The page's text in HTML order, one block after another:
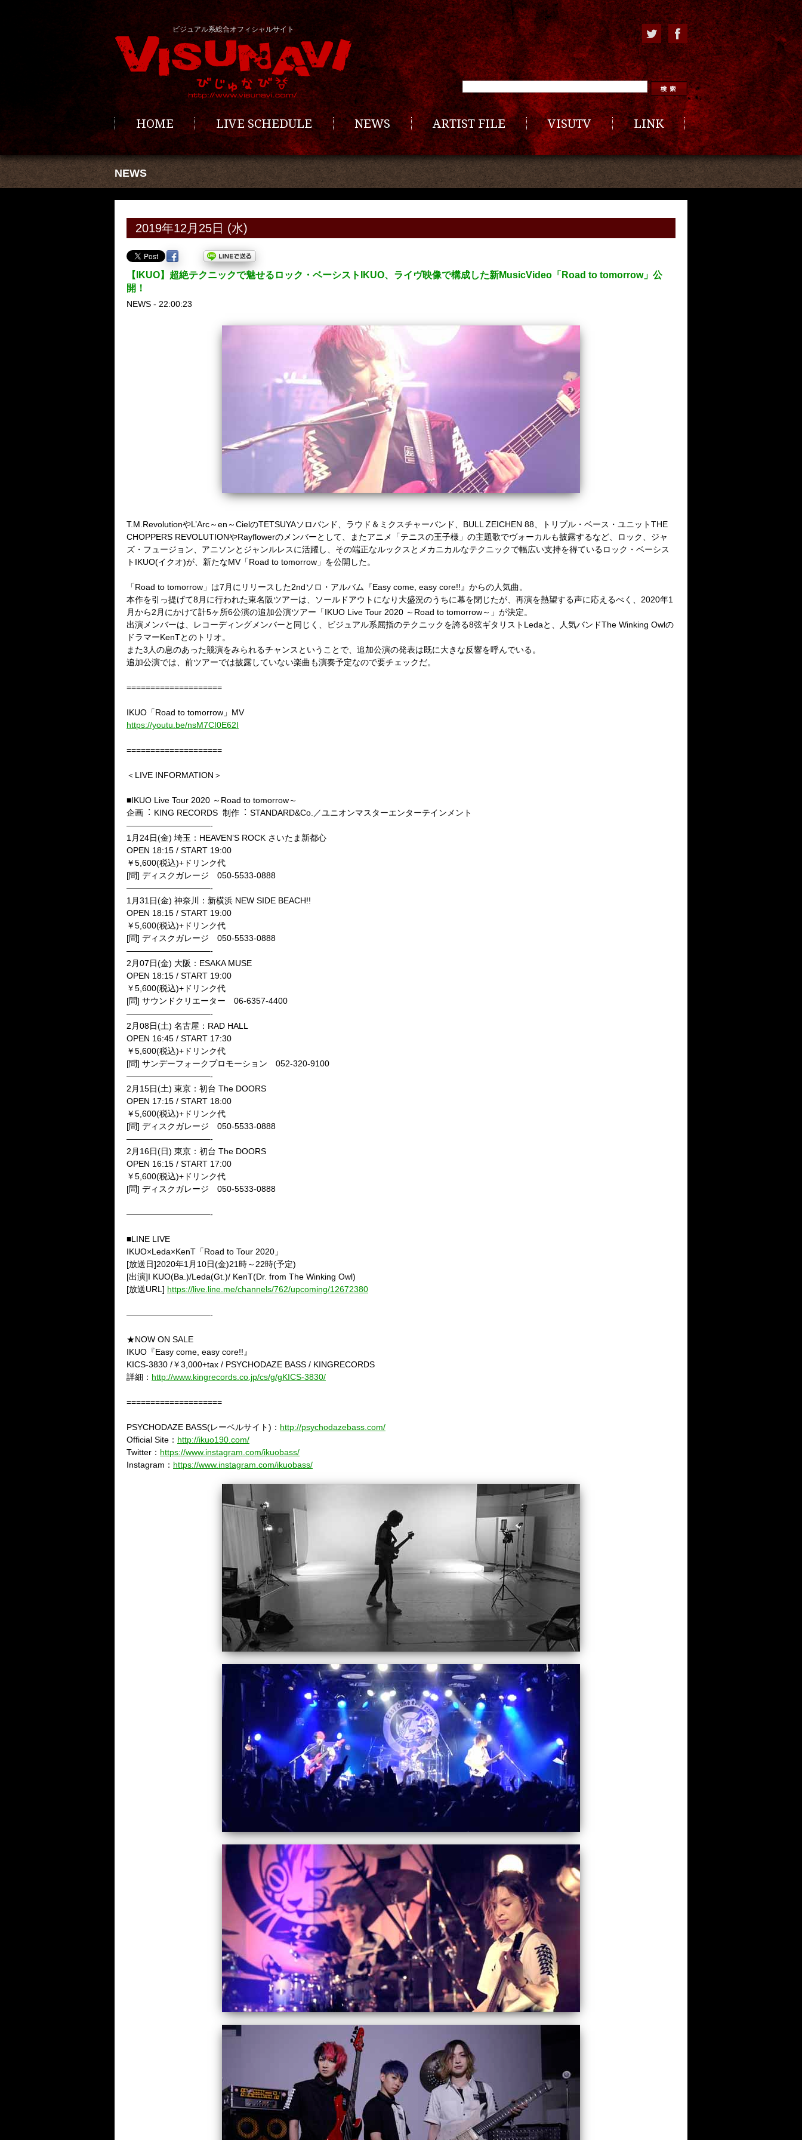
ビジュアル系総合オフィシャルサイト
HOME LIVE SCHEDULE NEWS ARTIST FILE VISUTV LINK
NEWS
2019年12月25日 (水)
【IKUO】超絶テクニックで魅せるロック・ベーシストIKUO、ライヴ映像で構成した新MusicVideo「Road to tomorrow」公
開！
NEWS - 22:00:23
T.M.RevolutionやL’Arc～en ～CielのTETSUYAソロバンド、ラウド＆ミクスチャーバンド、 BULL ZEICHEN 88 、トリプル・ベース・ユニットTHE
CHOPPERS REVOLUTIONやRayflowerのメンバーとして、またアニメ「テニスの王子様」の主題歌でヴォーカルも披露するなど、ロック、ジャ
ズ・フュージョン、アニソンとジャンルレスに活躍し、その端正なルックスとメカニカルなテクニックで幅広い支持を得ているロック・ベーシス
ト IKUO(イクオ)が、新たなMV「Road to tomorrow 」を公開した。
「Road to tomorrow 」は7 月にリリースした2ndソロ・アルバム『Easy come, easy core!! 』からの人気曲。
本作を引っ提げて8月に行われた東名阪ツアーは、ソールドアウトになり大盛況のうちに幕を閉じたが、再演を熱望する声に応えるべく、 2020年1
月から2 月にかけて計5ヶ所6公演の追加公演ツアー「IKUO Live Tour 2020 ～ Road to tomorrow～」が決定。
出演メンバーは、レコーディングメンバーと同じく、ビジュアル系屈指のテクニックを誇る8弦ギタリスト Ledaと、人気バンドThe Winking Owlの
ドラマーKenTとのトリオ。
また3 人の息のあった競演をみられるチャンスということで、追加公演の発表は既に大きな反響を呼んでいる。
追加公演では、前ツアーでは披露していない楽曲も演奏予定なので要チェックだ。
====================
IKUO 「Road to tomorrow 」 MV
https://youtu.be/nsM7CI0E62I
====================
＜LIVE INFORMATION＞
■IKUO Live Tour 2020 ～ Road to tomorrow～
企画 ︓ KING RECORDS 制作 ︓ STANDARD&Co. ／ユニオンマスターエンターテインメント
——————————-
1 月 24日(金) 埼玉： HEAVEN’S ROCK さいたま新都心
OPEN 18:15 / START 19:00
￥5,600(税込)+ ドリンク代
[問] ディスクガレージ 050-5533-0888
——————————-
1 月31 日(金) 神奈川：新横浜 NEW SIDE BEACH!!
OPEN 18:15 / START 19:00
￥5,600(税込)+ ドリンク代
[問] ディスクガレージ 050-5533-0888
——————————-
2 月07日(金) 大阪： ESAKA MUSE
OPEN 18:15 / START 19:00
￥5,600(税込)+ ドリンク代
[問] サウンドクリエーター 06-6357-4400
——————————-
2 月08日(土) 名古屋： RAD HALL
OPEN 16:45 / START 17:30
￥5,600(税込)+ ドリンク代
[問] サンデーフォークプロモーション 052-320-9100
——————————-
2 月 15日(土) 東京：初台 The DOORS
OPEN 17:15 / START 18:00
￥5,600(税込)+ ドリンク代
[問] ディスクガレージ 050-5533-0888
——————————-
2 月 16日(日) 東京：初台 The DOORS
OPEN 16:15 / START 17:00
￥5,600(税込)+ ドリンク代
[問] ディスクガレージ 050-5533-0888
——————————-
■LINE LIVE
IKUO×Leda×KenT 「Road to Tour 2020 」
[放送日]2020年1 月 10日(金)21時～ 22時(予定)
[出演]I KUO(Ba.)/Leda(Gt.)/ KenT(Dr. from The Winking Owl)
[放送URL] https://live.line.me/channels/762/upcoming/12672380
——————————-
★NOW ON SALE
IKUO 『Easy come, easy core!! 』
KICS-3830 /￥3,000+tax / PSYCHODAZE BASS / KINGRECORDS
詳細： http://www.kingrecords.co.jp/cs/g/gKICS-3830/
====================
PSYCHODAZE BASS(レーベルサイト) ： http://psychodazebass.com/
Official Site ： http://ikuo190.com/
Twitter ： https://www.instagram.com/ikuobass/
Instagram ： https://www.instagram.com/ikuobass/